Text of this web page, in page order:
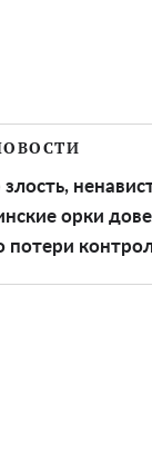
орки
потери